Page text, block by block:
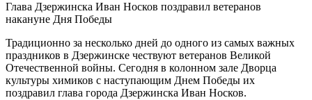
Глава Дзержинска Иван Носков поздравил ветеранов
накануне Дня Победы
Традиционно за несколько дней до одного из самых важных
праздников в Дзержинске чествуют ветеранов Великой
Отечественной войны. Сегодня в колонном зале Дворца
культуры химиков с наступающим Днем Победы их
поздравил глава города Дзержинска Иван Носков.